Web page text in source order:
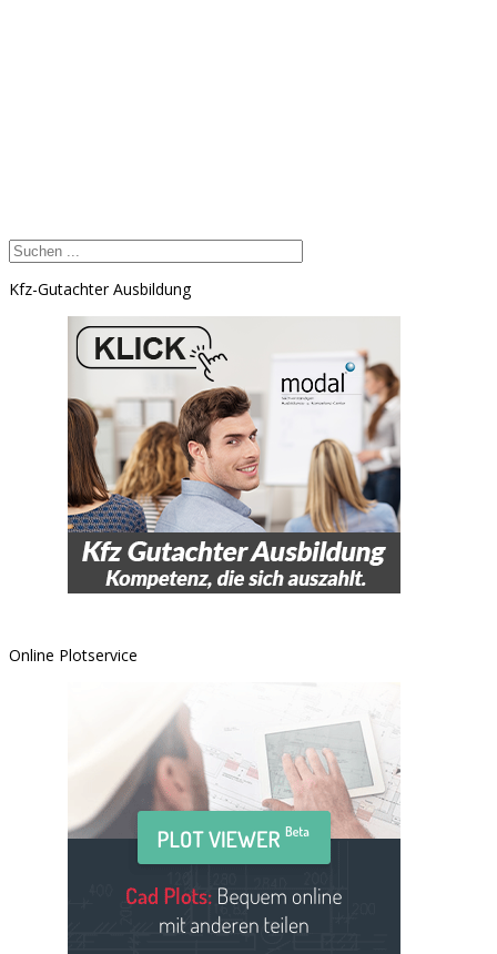
Kfz-Gutachter Ausbildung
Online Plotservice